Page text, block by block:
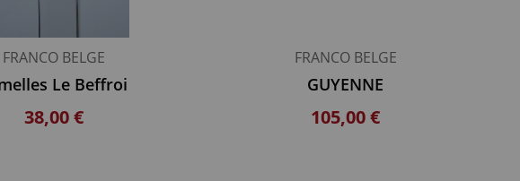
FRANCO BELGE
Le Beffroi
38,00 €
FRANCO BELGE
GUYENNE
105,00 €